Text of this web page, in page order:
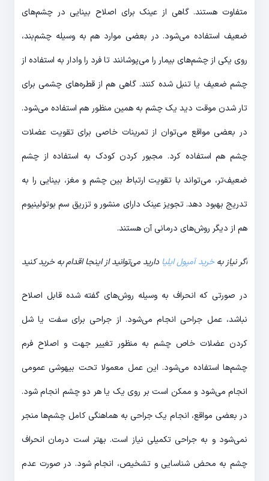
متفاوت هستند. گاهی از عینک برای اصلاح بینایی در چشم‌های
ضعیف استفاده می‌شود. در بعضی موارد هم به وسیله چشم‌‌بند،
روی یکی از چشم‌های بیمار را می‌پوشانند تا فرد را وادار به استفاده از
چشم ضعیف یا تنبل شده کنند. گاهی هم از قطره‌های چشمی برای
تار شدن موقت دید یک چشم به همین منظور هم استفاده می‌شود.
در بعضی مواقع می‌توان از تمرینات خاصی برای تقویت عضلات
چشم هم استفاده کرد. مجبور کردن کودک به استفاده از چشم
ضعیف‌تر، می‌تواند با تقویت ارتباط بین چشم و مغز، بینایی را به
تدریج بهبود دهد. تجویز عینک دارای منشور و تزریق سم بوتولینیوم
هم از دیگر روش‌های درمانی آن هستند.
اگر نیاز بهخرید آمپول ایلیا دارید می‌توانید از اینجا اقدام به خرید کنید
در صورتی که انحراف به وسیله روش‌های گفته شده قابل اصلاح
نباشد، عمل جراحی انجام می‌شود. از جراحی برای سفت یا شل
کردن عضلات خاص چشم به منظور تغییر جهت و اصلاح فرم
چشم‌ها استفاده می‌شود. این عمل معمولا تحت بیهوشی عمومی
انجام می‌شود و ممکن است بر روی یک یا هر دو چشم انجام شود.
در بعضی مواقع، انجام یک جراحی به هماهنگی کامل چشم‌ها منجر
نمی‌شود و به جراحی تکمیلی نیاز است. بهتر است درمان انحراف
چشم به محض شناسایی و تشخیص، انجام شود. در صورت عدم